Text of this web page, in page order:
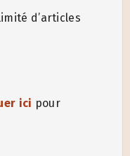
d’articles
ici pour